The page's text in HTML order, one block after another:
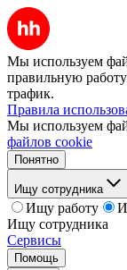
Мы используем
правильную
трафик.
Правила
Мы используем
файлов cookie
Понятно
Ищу сотрудника
Ищу работу
Ищу сотрудника
Сервисы
Помощь